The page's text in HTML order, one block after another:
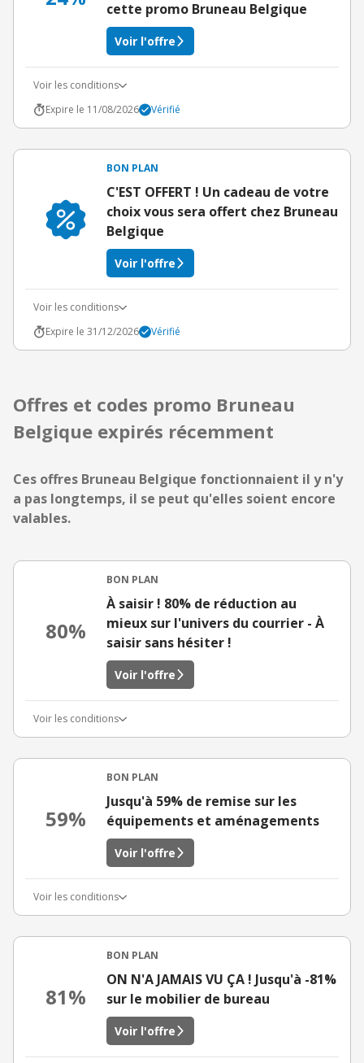
cette promo Bruneau Belgique
Voir l'offre
Voir les conditions
Expire le 11/08/2026
Vérifié
BON PLAN
C'EST OFFERT ! Un cadeau de votre
choix vous sera offert chez Bruneau
Belgique
Voir l'offre
Voir les conditions
Expire le 31/12/2026
Vérifié
Offres et codes promo Bruneau
Belgique expirés récemment
Ces offres Bruneau Belgique fonctionnaient il y n'y
a pas longtemps, il se peut qu'elles soient encore
valables.
80%
BON PLAN
À saisir ! 80% de réduction au
mieux sur l'univers du courrier - À
saisir sans hésiter !
Voir l'offre
Voir les conditions
59%
BON PLAN
Jusqu'à 59% de remise sur les
équipements et aménagements
Voir l'offre
Voir les conditions
81%
BON PLAN
ON N'A JAMAIS VU ÇA ! Jusqu'à -81%
sur le mobilier de bureau
Voir l'offre